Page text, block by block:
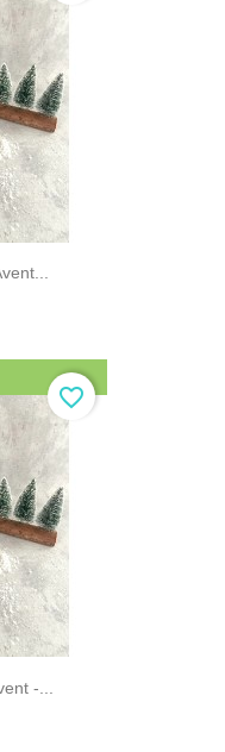
-...
favorite_border